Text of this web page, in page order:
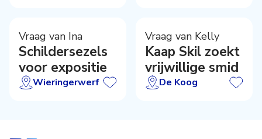
Vraag van Ina
Schildersezels
voor expositie
Wieringerwerf
Vraag van Kelly
Kaap Skil zoekt
vrijwillige smid
De Koog